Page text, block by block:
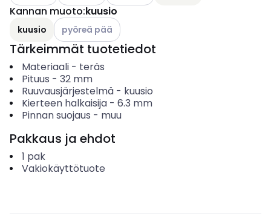
Kannan muoto:kuusio
kuusio Katso käytettävissä olevat vaihtoehdot
pyöreä pää
Tärkeimmät tuotetiedot
Materiaali- teräs
Pituus - 32 mm
Ruuvausjärjestelmä- kuusio
Kierteen halkaisija- 6.3 mm
Pinnan suojaus - muu
Pakkaus ja ehdot
1 pak
Vakiokäyttötuote